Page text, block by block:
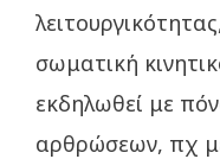
σωματική
εκδηλωθεί με
αρθρώσεων, πχ